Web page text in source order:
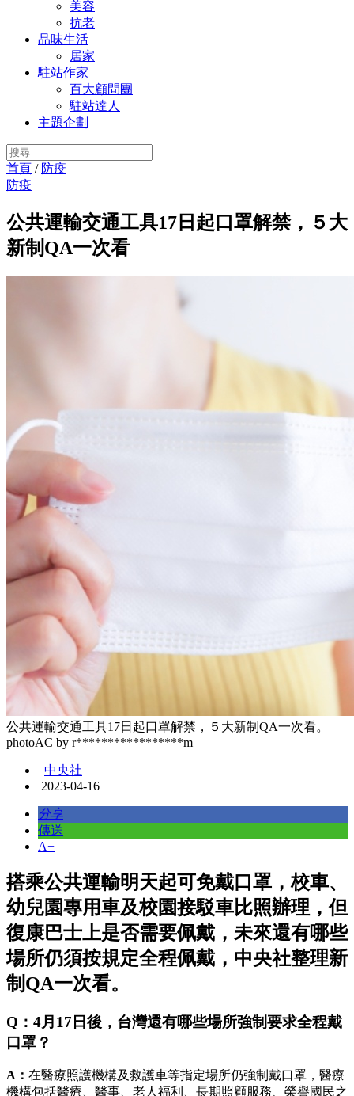
美容
抗老
品味生活
居家
駐站作家
百大顧問團
駐站達人
主題企劃
首頁 / 防疫
防疫
公共運輸交通工具17日起口罩解禁，５大
新制QA一次看
公共運輸交通工具17日起口罩解禁，５大新制QA一次看。
photoAC by r*****************m
中央社
2023-04-16
分享
傳送
A+
搭乘公共運輸明天起可免戴口罩，校車、
幼兒園專用車及校園接駁車比照辦理，但
復康巴士上是否需要佩戴，未來還有哪些
場所仍須按規定全程佩戴，中央社整理新
制QA一次看。
Q：4月17日後，台灣還有哪些場所強制要求全程戴
口罩？
A： 在醫療照護機構及救護車等指定場所仍強制戴口罩，醫療
機構包括醫療、醫事、老人福利、長期照顧服務、榮譽國民之